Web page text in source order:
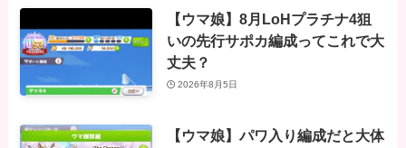
【ウマ娘】8月LoHプラチナ4狙
いの先行サポカ編成ってこれで大
丈夫？
2026年8月5日
【ウマ娘】パワ入り編成だと大体